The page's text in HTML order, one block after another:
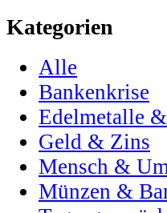
Kategorien
Alle
Bankenkrise
Edelmetalle
Geld & Zins
Mensch &
Münzen &